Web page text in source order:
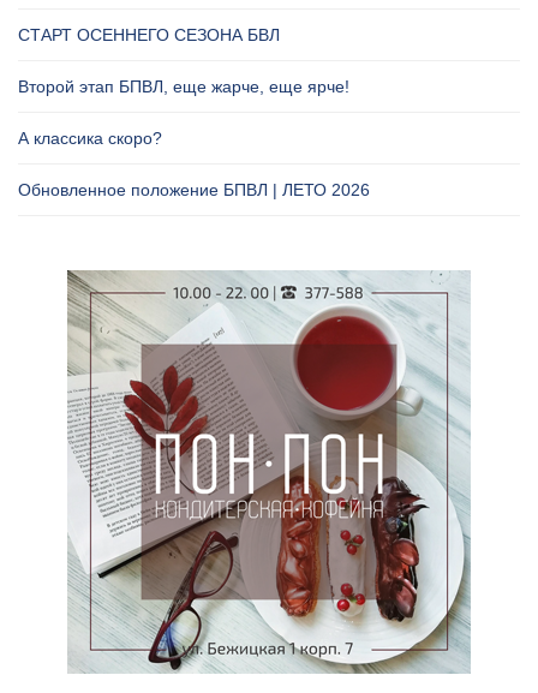
СТАРТ ОСЕННЕГО СЕЗОНА БВЛ
Второй этап БПВЛ, еще жарче, еще ярче!
А классика скоро?
Обновленное положение БПВЛ | ЛЕТО 2026